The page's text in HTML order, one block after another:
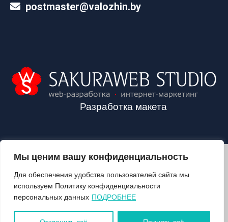
Мы ценим вашу конфиденциальность
Для обеспечения удобства пользователей сайта мы
используем Политику конфиденциальности
персональных данных ПОДРОБНЕЕ
postmaster@valozhin.by
Разработка макета
2024©VALOZHIN.BY - НОВОСТИ ВОЛОЖИНСКОГО РАЙОНА
О ГАЗЕТЕ
ПОДПИСКА